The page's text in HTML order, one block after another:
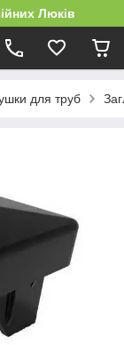
Люків
для труб